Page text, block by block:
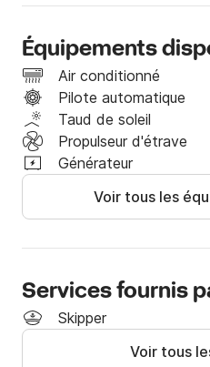
Équipage
Carburant à 9 nœuds
Eau, boissons non
En-cas (chips, amuse-
Port de départ et d'arrivée
TVA 21 %
Jouets nautiques : Seabob,
Repas et autres boissons
AUTRES DÉTAILS
Climatisation
Système audio Bluetooth
Équipements
Air conditionné
Pilote automatique
Taud de soleil
Propulseur d'étrave
Générateur
Voir tous les
Services fournis
Skipper
Voir tous